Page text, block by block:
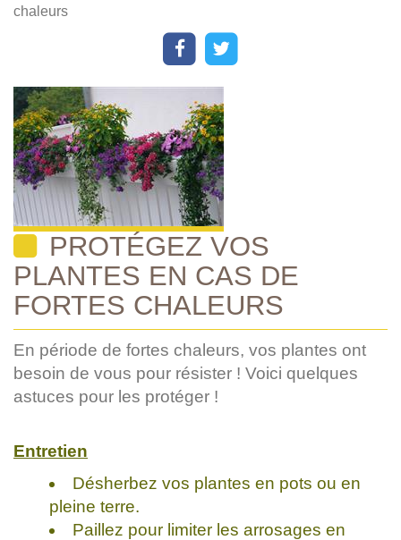
chaleurs
PROTÉGEZ VOS
PLANTES EN CAS DE
FORTES CHALEURS
En période de fortes chaleurs, vos plantes ont
besoin de vous pour résister ! Voici quelques
astuces pour les protéger !
Entretien
Désherbez vos plantes en pots ou en
pleine terre.
Paillez pour limiter les arrosages en